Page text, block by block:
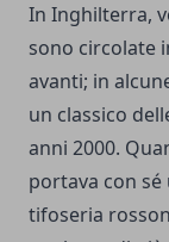
In Inghilterra,
sono circolate
avanti; in
un classico
anni 2000.
portava con
tifoseria